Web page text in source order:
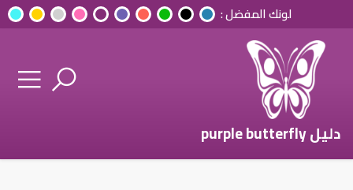
لونك المفضل :
دليل purple butterfly